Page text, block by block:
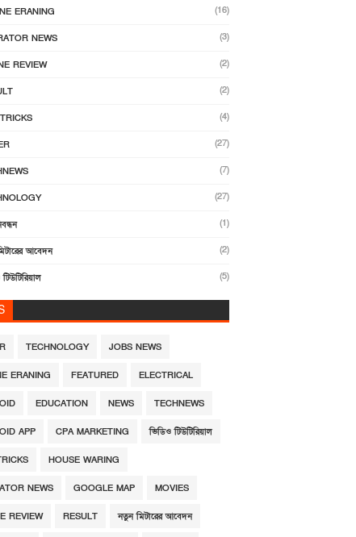
ERANING (16)
NEWS (3)
REVIEW (2)
(2)
(4)
(27)
(7)
(27)
(1)
আবেদন (2)
(5)
TECHNOLOGY JOBS NEWS
ERANING FEATURED ELECTRICAL
EDUCATION NEWS TECHNEWS
APP CPA MARKETING ভিডিও টিউটিরিয়াল
HOUSE WARING
NEWS GOOGLE MAP MOVIES
REVIEW RESULT নতুন মিটারের আবেদন